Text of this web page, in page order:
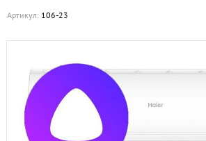
Артикул: 106-23